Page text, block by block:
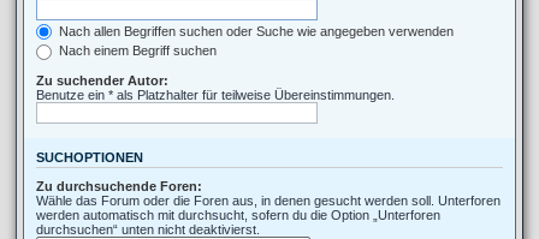
Nach allen Begriffen suchen oder Suche wie angegeben verwenden
Nach einem Begriff suchen
Zu suchender Autor:
Benutze ein * als Platzhalter für teilweise Übereinstimmungen.
SUCHOPTIONEN
Zu durchsuchende Foren:
Wähle das Forum oder die Foren aus, in denen gesucht werden soll. Unterforen
werden automatisch mit durchsucht, sofern du die Option „Unterforen
durchsuchen“ unten nicht deaktivierst.